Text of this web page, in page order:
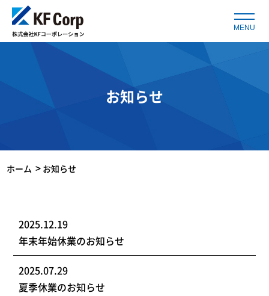
MENU
お知らせ
ホーム お知らせ
2025.12.19
年末年始休業のお知らせ
2025.07.29
夏季休業のお知らせ